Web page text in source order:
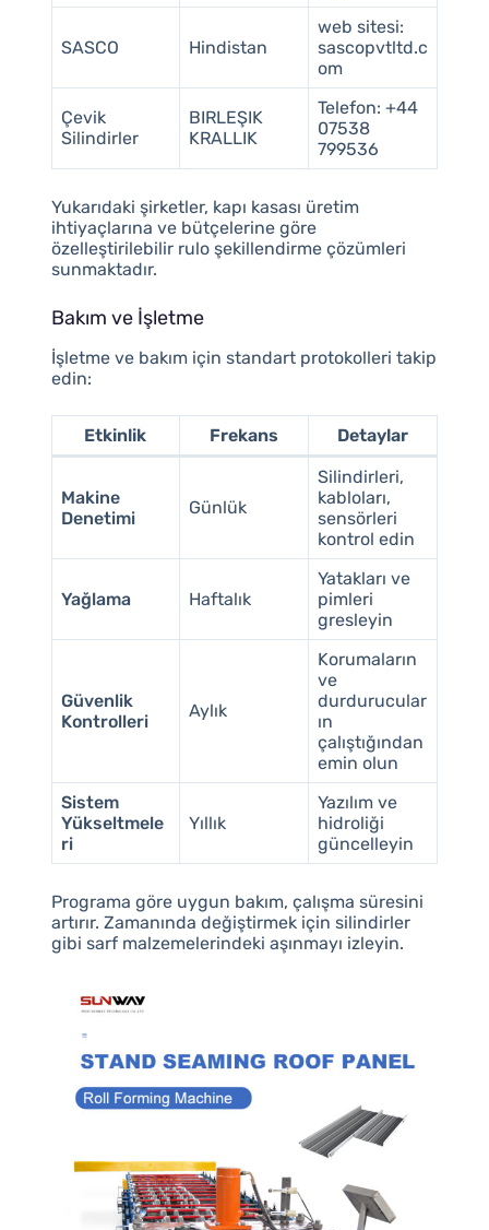
SASCO Hindistan
web sitesi:
sascopvtltd.c
om
Çevik
Silindirler
BIRLEŞIK
KRALLIK
Telefon: +44
07538
799536
Yukarıdaki şirketler, kapı kasası üretim
ihtiyaçlarına ve bütçelerine göre
özelleştirilebilir rulo şekillendirme çözümleri
sunmaktadır.
Bakım ve İşletme
İşletme ve bakım için standart protokolleri takip
edin:
Etkinlik Frekans Detaylar
Makine
Denetimi
Günlük
Silindirleri,
kabloları,
sensörleri
kontrol edin
Yağlama Haftalık
Yatakları ve
pimleri
gresleyin
Güvenlik
Kontrolleri
Aylık
Korumaların
ve
durdurucular
ın
çalıştığından
emin olun
Sistem
Yükseltmele
ri
Yıllık
Yazılım ve
hidroliği
güncelleyin
Programa göre uygun bakım, çalışma süresini
artırır. Zamanında değiştirmek için silindirler
gibi sarf malzemelerindeki aşınmayı izleyin.